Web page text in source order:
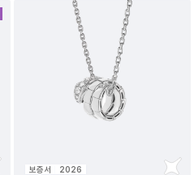
보증서 2026